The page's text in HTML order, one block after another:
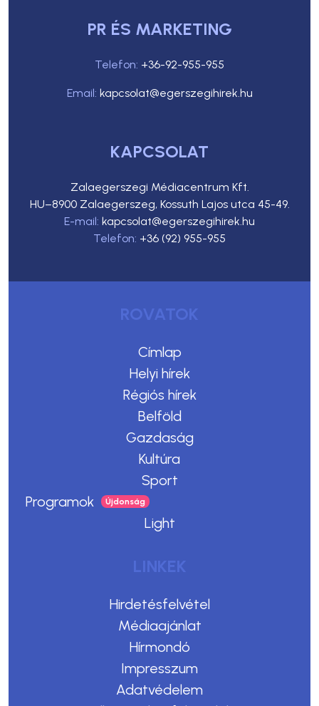
PR ÉS MARKETING
Telefon: +36-92-955-955
Email: kapcsolat@egerszegihirek.hu
KAPCSOLAT
Zalaegerszegi Médiacentrum Kft.
HU–8900 Zalaegerszeg, Kossuth Lajos utca 45-49.
E-mail: kapcsolat@egerszegihirek.hu
Telefon: +36 (92) 955-955
ROVATOK
Címlap
Helyi hírek
Régiós hírek
Belföld
Gazdaság
Kultúra
Sport
Programok
Light
LINKEK
Hirdetésfelvétel
Médiaajánlat
Hírmondó
Impresszum
Adatvédelem